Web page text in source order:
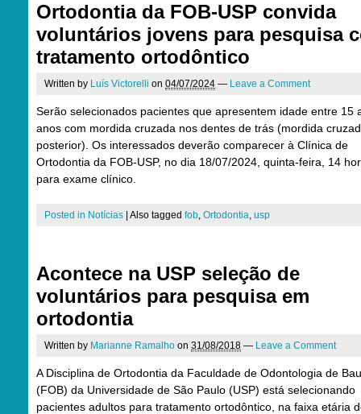
Ortodontia da FOB-USP convida
voluntários jovens para pesquisa
tratamento ortodôntico
Written by Luís Victorelli on 04/07/2024 — Leave a Comment
Serão selecionados pacientes que apresentem idade entre 15
anos com mordida cruzada nos dentes de trás (mordida
posterior). Os interessados deverão comparecer à Clínica de
Ortodontia da FOB-USP, no dia 18/07/2024, quinta-feira, 14
para exame clínico.
Posted in Notícias Also tagged fob, Ortodontia, usp
Acontece na USP seleção de
voluntários para pesquisa em
ortodontia
Written by Marianne Ramalho on 31/08/2018 — Leave a Comment
A Disciplina de Ortodontia da Faculdade de Odontologia de
(FOB) da Universidade de São Paulo (USP) está selecionando
pacientes adultos para tratamento ortodôntico, na faixa etária